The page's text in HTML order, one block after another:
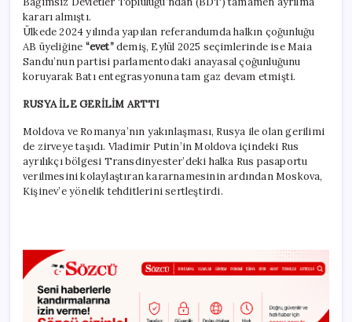
kararı almıştı.
Ülkede 2024 yılında yapılan referandumda halkın çoğunluğu
AB üyeliğine “evet”demiş, Eylül 2025 seçimlerinde ise Maia
Sandu’nun partisi parlamentodaki anayasal çoğunluğunu
koruyarak Batı entegrasyonuna tam gaz devam etmişti.
RUSYA İLE GERİLİM ARTTI
Moldova ve Romanya’nın yakınlaşması, Rusya ile olan gerilimi
de zirveye taşıdı. Vladimir Putin’in Moldova içindeki Rus
ayrılıkçı bölgesi Transdinyester’deki halka Rus pasaportu
verilmesini kolaylaştıran kararnamesinin ardından Moskova,
Kişinev’e yönelik tehditlerini sertleştirdi.